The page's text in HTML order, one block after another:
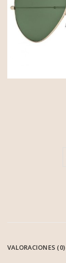
VALORACIONES (0)